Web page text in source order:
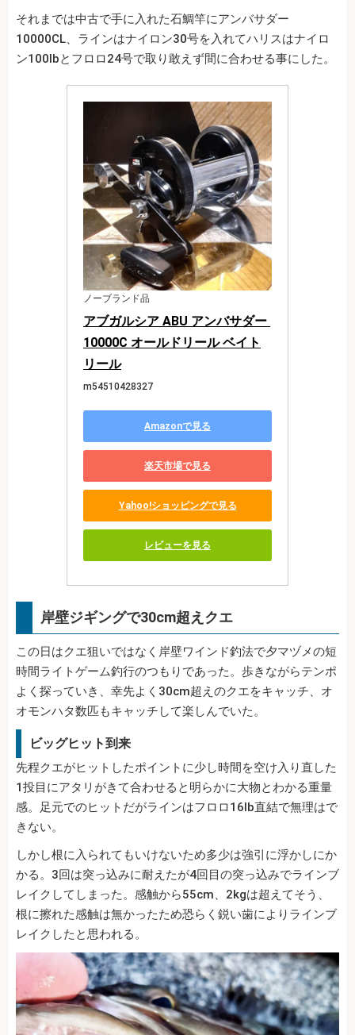
それまでは中古で手に入れた石鯛竿にアンバサダー
10000CL、ラインはナイロン30号を入れてハリスはナイロ
ン100lbとフロロ24号で取り敢えず間に合わせる事にした。
ノーブランド品
アブガルシア ABU アンバサダー
10000C オールドリール ベイト
リール
m54510428327
Amazonで見る
楽天市場で見る
Yahoo!ショッピングで見る
レビューを見る
岸壁ジギングで30cm超えクエ
この日はクエ狙いではなく岸壁ワインド釣法で夕マヅメの短
時間ライトゲーム釣行のつもりであった。歩きながらテンポ
よく探っていき、幸先よく30cm超えのクエをキャッチ、オ
オモンハタ数匹もキャッチして楽しんでいた。
ビッグヒット到来
先程クエがヒットしたポイントに少し時間を空け入り直した
1投目にアタリがきて合わせると明らかに大物とわかる重量
感。足元でのヒットだがラインはフロロ16lb直結で無理はで
きない。
しかし根に入られてもいけないため多少は強引に浮かしにか
かる。3回は突っ込みに耐えたが4回目の突っ込みでラインブ
レイクしてしまった。感触から55cm、2kgは超えてそう、
根に擦れた感触は無かったため恐らく鋭い歯によりラインブ
レイクしたと思われる。